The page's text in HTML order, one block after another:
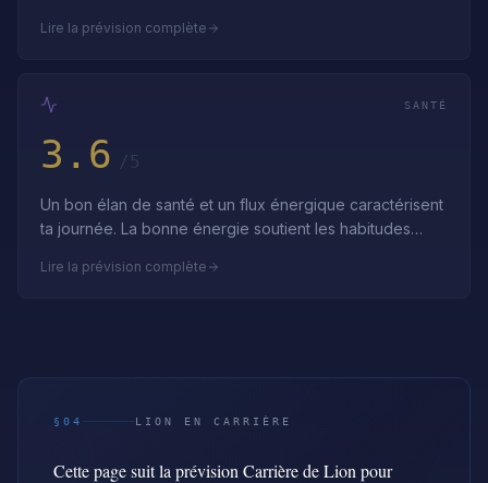
Lire la prévision complète
SANTÉ
3.6 /5
Un bon élan de santé et un flux énergique caractérisent
ta journée. La bonne énergie soutient les habitudes
Lire la prévision complète
§04 LION EN CARRIÈRE
Cette page suit la prévision Carrière de Lion pour